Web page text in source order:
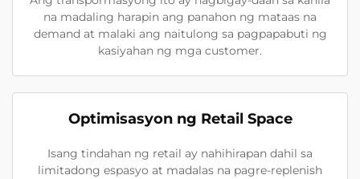
na madaling harapin ang panahon ng mataas na
demand at malaki ang naitulong sa pagpapabuti ng
kasiyahan ng mga customer.
Optimisasyon ng Retail Space
Isang tindahan ng retail ay nahihirapan dahil sa
limitadong espasyo at madalas na pagre-replenish